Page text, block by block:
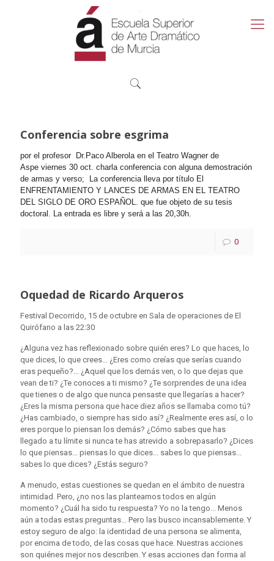
Conferencia sobre esgrima
por el profesor Dr.Paco Alberola en el Teatro Wagner de
Aspe viernes 30 oct. charla conferencia con alguna demostración
de armas y verso; La conferencia lleva por título El
ENFRENTAMIENTO Y LANCES DE ARMAS EN EL TEATRO
DEL SIGLO DE ORO ESPAÑOL. que fue objeto de su tesis
doctoral. La entrada es libre y será a las 20,30h.
0
Oquedad de Ricardo Arqueros
Festival Decorrido, 15 de octubre en Sala de operaciones de El
Quirófano a las 22:30
¿Alguna vez has reflexionado sobre quién eres? Lo que haces, lo
que dices, lo que crees... ¿Eres como creías que serías cuando
eras pequeño?... ¿Aquel que los demás ven, o lo que dejas que
vean de ti? ¿Te conoces a ti mismo? ¿Te sorprendes de una idea
que tienes o de algo que nunca pensaste que llegarías a hacer?
¿Eres la misma persona que hace diez años se llamaba como tú?
¿Has cambiado, o siempre has sido así? ¿Realmente eres así, o lo
eres porque lo piensan los demás? ¿Cómo sabes que has
llegado a tu límite si nunca te has atrevido a sobrepasarlo? ¿Dices
lo que piensas... piensas lo que dices... sabes lo que piensas...
sabes lo que dices? ¿Estás seguro?
A menudo, estas cuestiones se quedan en el ámbito de nuestra
intimidad. Pero, ¿no nos las planteamos todos en algún
momento? ¿Cuál ha sido tu respuesta? Yo no la tengo... Menos
aún a todas estas preguntas... Pero las busco incansablemente. Y
estoy seguro de algo: la identidad de una persona se alimenta,
por encima de todo, de las cosas que hace. Nuestras acciones
son quiénes mejor nos describen. Y esas acciones dan forma al